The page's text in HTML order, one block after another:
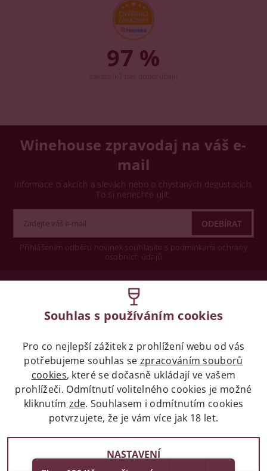
97 %
Winehouse zpravodaj na váš e-
mail
Informace o akcích a slevách nebo o chystaných degustacích.
To si nenechte ujít.
Přihlášením odběru novinek souhlasíte s podmínkami ochrany
osobních údajů
Legislativa
Zákaz prodeje alkoholických nápojů osobám
mladších 18 let.
Naše služby
Souhlas s používáním cookies
Pro co nejlepší zážitek z prohlížení webu od vás
potřebujeme souhlas se zpracováním souborů
cookies, které se dočasně ukládají ve vašem
prohlížeči. Odmítnutí volitelného cookies je možné
kliknutím zde. Souhlasem i odmítnutím cookies
potvrzujete, že je vám více jak 18 let.
NASTAVENÍ